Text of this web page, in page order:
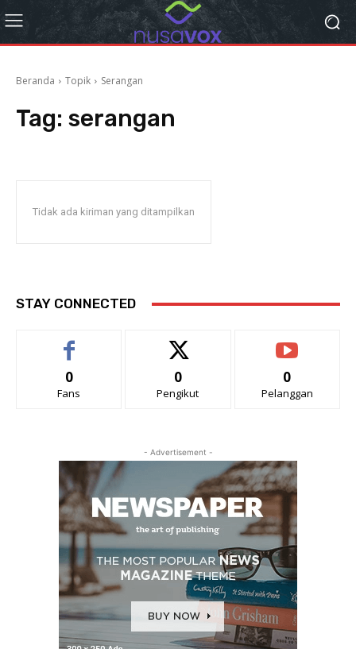
Beranda Topik Serangan
Tag: serangan
Tidak ada kiriman yang ditampilkan
STAY CONNECTED
0
Fans
0
Pengikut
0
Pelanggan
- Advertisement -